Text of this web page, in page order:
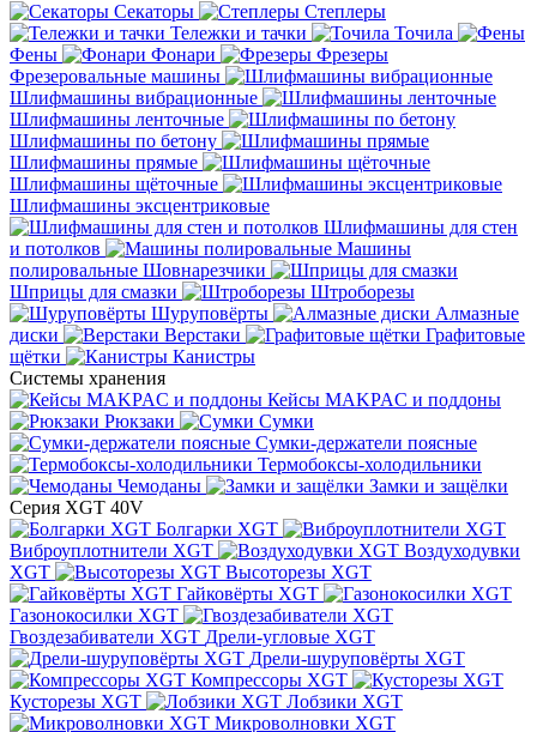
Секаторы
Степлеры
Тележки и тачки
Точила
Фены
Фонари
Фрезеры
Фрезеровальные машины
Шлифмашины вибрационные
Шлифмашины ленточные
Шлифмашины по бетону
Шлифмашины прямые
Шлифмашины щёточные
Шлифмашины эксцентриковые
Шлифмашины для стен
и потолков
Машины
полировальные Шовнарезчики
Шприцы для смазки
Штроборезы
Шуруповёрты
Алмазные
диски
Верстаки
Графитовые
щётки
Канистры
Системы хранения
Кейсы MAKPAC и поддоны
Рюкзаки
Сумки
Сумки-держатели поясные
Термобоксы-холодильники
Чемоданы
Замки и защёлки
Серия XGT 40V
Болгарки XGT
Виброуплотнители XGT
Воздуходувки
XGT
Высоторезы XGT
Гайковёрты XGT
Газонокосилки XGT
Гвоздезабиватели XGT Дрели-угловые XGT
Дрели-шуруповёрты XGT
Компрессоры XGT
Кусторезы XGT
Лобзики XGT
Микроволновки XGT